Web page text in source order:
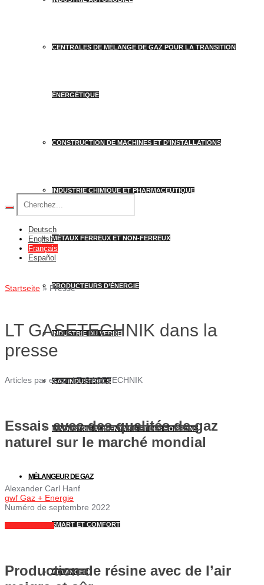
CENTRALES DE MÉLANGE DE GAZ POUR LA TRANSITION
ÉNERGÉTIQUE
CONSTRUCTION DE MACHINES ET D’INSTALLATIONS
INDUSTRIE CHIMIQUE ET PHARMACEUTIQUE
MÉTAUX FERREUX ET NON-FERREUX
PRODUCTEURS D’ÉNERGIE
INDUSTRIE DU VERRE
GAZ INDUSTRIELS
L’INDUSTRIE ALIMENTAIRE ET DES BOISSONS
MÉLANGEUR DE GAZ
SMART ET COMFORT
ADVANCED
Deutsch
English
Français
Español
Startseite » Presse
LT GASETECHNIK dans la
presse
Articles par et sur LT GASETECHNIK
Essais avec des qualités de gaz
naturel sur le marché mondial
Alexander Carl Hanf
gwf Gaz + Energie
Numéro de septembre 2022
Production de résine avec de l’air